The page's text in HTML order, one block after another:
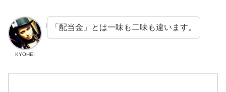
KYOHEI
「配当金」とは一味も二味も違います。